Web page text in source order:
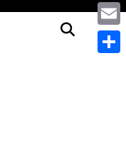
Email